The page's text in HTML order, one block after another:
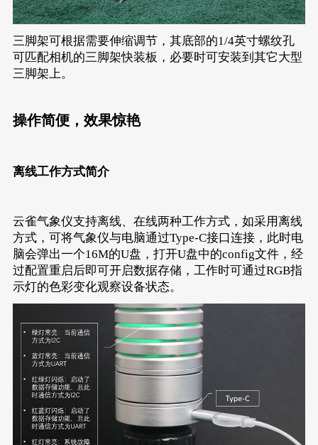
三脚架可根据需要伸缩调节，其底部的1/4英寸螺纹孔
可匹配相机的三脚架快装板，必要时可安装到其它大型
三脚架上。
操作简便，效果惊艳
离线工作方式简介
云雀气象仪支持离线、在线两种工作方式，如采用离线
方式，可将气象仪与电脑通过Type-C接口连接，此时电
脑会弹出一个16M的U盘，打开U盘中的config文件，经
过配置重启后即可开启数据存储，工作时可通过RGB指
示灯的色彩变化观察设备状态。